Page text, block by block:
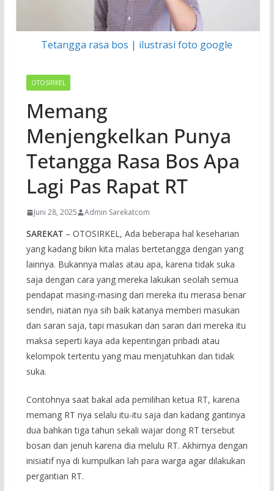
Tetangga rasa bos | ilustrasi foto google
OTOSIRKEL
Memang
Menjengkelkan Punya
Tetangga Rasa Bos Apa
Lagi Pas Rapat RT
Juni 28, 2025 Admin Sarekatcom
SAREKAT– OTOSIRKEL, Ada beberapa hal keseharian
yang kadang bikin kita malas bertetangga dengan yang
lainnya. Bukannya malas atau apa, karena tidak suka
saja dengan cara yang mereka lakukan seolah semua
pendapat masing-masing dari mereka itu merasa benar
sendiri, niatan nya sih baik katanya memberi masukan
dan saran saja, tapi masukan dan saran dari mereka itu
maksa seperti kaya ada kepentingan pribadi atau
kelompok tertentu yang mau menjatuhkan dan tidak
suka.
Contohnya saat bakal ada pemilihan ketua RT, karena
memang RT nya selalu itu-itu saja dan kadang gantinya
dua bahkan tiga tahun sekali wajar dong RT tersebut
bosan dan jenuh karena dia melulu RT. Akhirnya dengan
inisiatif nya di kumpulkan lah para warga agar dilakukan
pergantian RT.